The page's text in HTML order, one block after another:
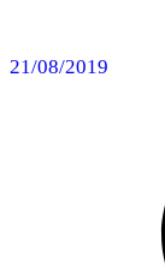
21/08/2019